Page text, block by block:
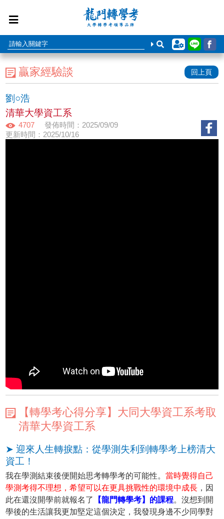
贏家經驗談 回上頁
劉○浩
清華大學資工系
4707
發佈時間：2025/09/09
更新時間：2025/10/16
【轉學考心得分享】大同大學資工系考取
清華大學資工系
➤ 迎來人生轉捩點：從學測失利到轉學考上榜清大
資工！
我在學測結束後便開始思考轉學考的可能性。當時覺得自己
學測考得不理想，希望可以在更具挑戰性的環境中成長 ，因
此在還沒開學前就報名了
【龍門轉學考】的課程。沒想到開
學後的生活讓我更加堅定這個決定，我發現身邊不少同學對